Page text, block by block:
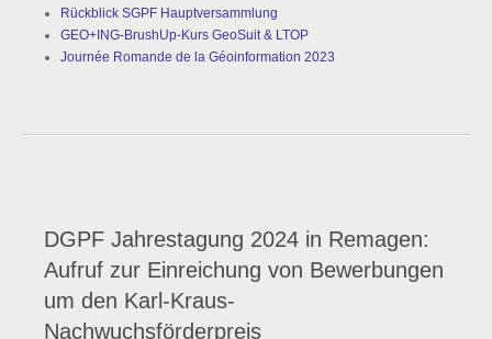
Rückblick SGPF Hauptversammlung
GEO+ING-BrushUp-Kurs GeoSuit & LTOP
Journée Romande de la Géoinformation 2023
DGPF Jahrestagung 2024 in Remagen:
Aufruf zur Einreichung von Bewerbungen
um den Karl-Kraus-
Nachwuchsförderpreis